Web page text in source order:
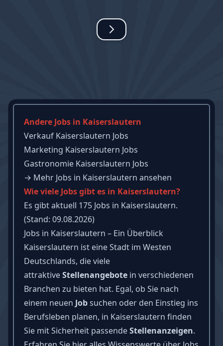
Andere Jobs in Kaiserslautern
Verkauf Kaiserslautern Jobs
Marketing Kaiserslautern Jobs
Gastronomie Kaiserslautern Jobs
→ Mehr Jobs in Kaiserslautern ansehen
Wie viele Jobs gibt es in Kaiserslautern?
Es gibt aktuell 175 Jobs in Kaiserslautern.
(Stand: 09.08.2026)
Jobs in Kaiserslautern – Ein Überblick
Kaiserslautern ist eine Stadt im Westen
Deutschlands, die viele
attraktiveStellenangebotein verschiedenen
Branchen zu bieten hat. Egal, ob Sie nach
einem neuen Jobsuchen oder den Einstieg ins
Berufsleben planen, in Kaiserslautern finden
Sie mit Sicherheit passendeStellenanzeigen.